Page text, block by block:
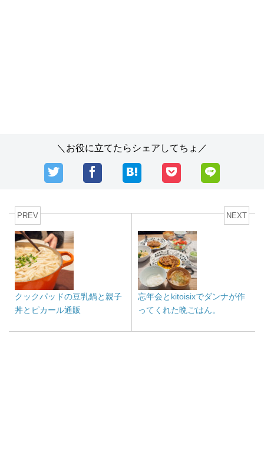
＼お役に立てたらシェアしてちょ／
PREV
クックパッドの豆乳鍋と親子
丼とピカール通販
NEXT
忘年会とkitoisixでダンナが作
ってくれた晩ごはん。